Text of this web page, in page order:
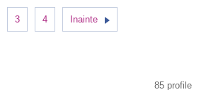
3 4 Inainte
85 profile